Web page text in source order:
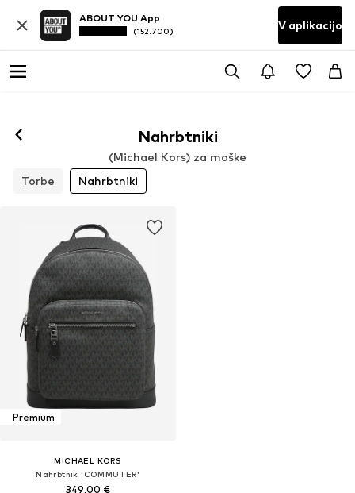
ABOUT YOU App
(152.700) V aplikacijo
Nahrbtniki
(Michael Kors) za moške
Torbe
Nahrbtniki
Premium
MICHAEL KORS
Nahrbtnik 'COMMUTER'
349,00 €